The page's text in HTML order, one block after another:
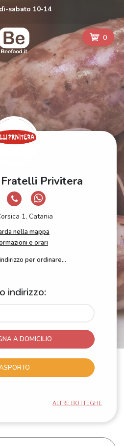
sabato 10-14
0
Privitera
1, Catania
nella mappa
e orari
per ordinare...
indirizzo:
A DOMICILIO
ALTRE BOTTEGHE